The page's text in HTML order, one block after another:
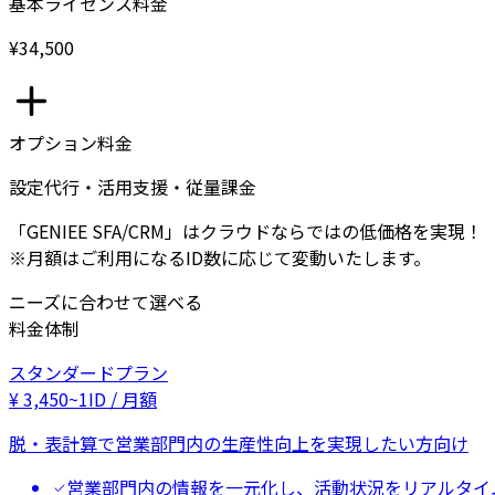
¥34,500
オプション料金
設定代行・活用支援・従量課金
「GENIEE SFA/CRM」はクラウドならではの低価格を実現！
※月額はご利用になるID数に応じて変動いたします。
ニーズに合わせて選べる
料金体制
スタンダードプラン
¥3,450~1ID / 月額
脱・表計算で営業部門内の生産性向上を実現したい方向け
営業部門内の情報を一元化し、活動状況をリアルタ